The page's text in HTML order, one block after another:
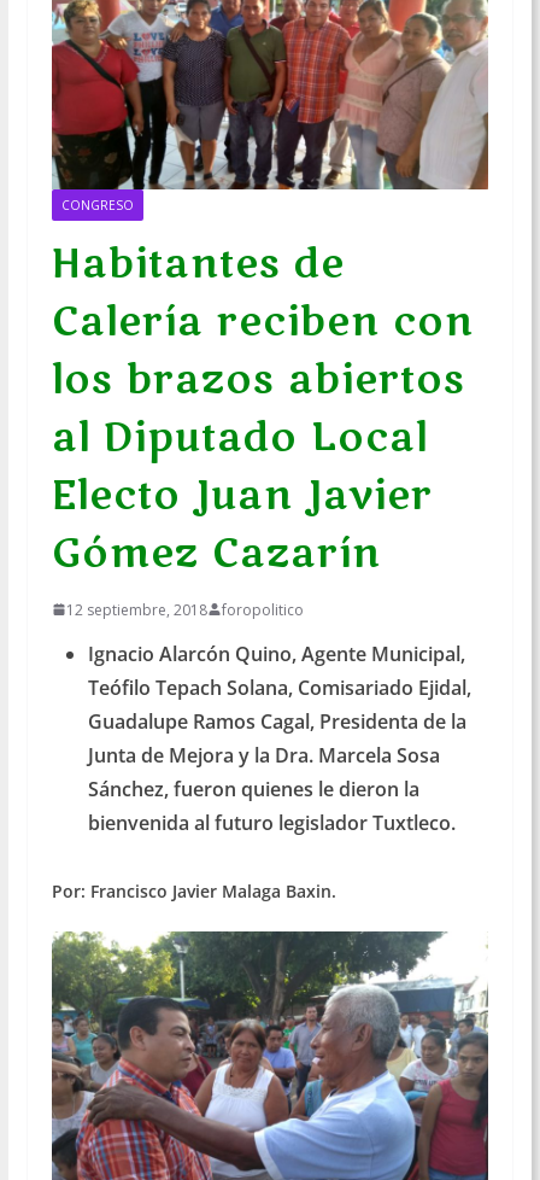
CONGRESO
Habitantes de
Calería reciben con
los brazos abiertos
al Diputado Local
Electo Juan Javier
Gómez Cazarín
12 septiembre, 2018 foropolitico
Ignacio Alarcón Quino, Agente Municipal,
Teófilo Tepach Solana, Comisariado Ejidal,
Guadalupe Ramos Cagal, Presidenta de la
Junta de Mejora y la Dra. Marcela Sosa
Sánchez, fueron quienes le dieron la
bienvenida al futuro legislador Tuxtleco.
Por: Francisco Javier Malaga Baxin.